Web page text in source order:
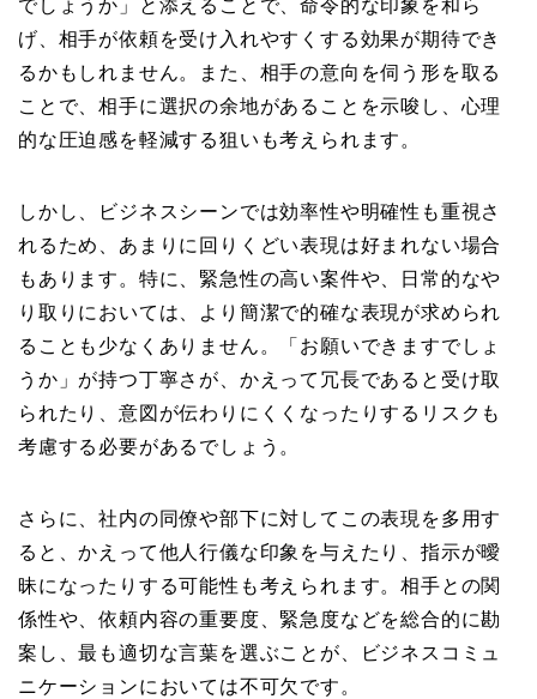
でしょうか」と添えることで、命令的な印象を和ら
げ、相手が依頼を受け入れやすくする効果が期待でき
るかもしれません。また、相手の意向を伺う形を取る
ことで、相手に選択の余地があることを示唆し、心理
的な圧迫感を軽減する狙いも考えられます。
しかし、ビジネスシーンでは効率性や明確性も重視さ
れるため、あまりに回りくどい表現は好まれない場合
もあります。特に、緊急性の高い案件や、日常的なや
り取りにおいては、より簡潔で的確な表現が求められ
ることも少なくありません。「お願いできますでしょ
うか」が持つ丁寧さが、かえって冗長であると受け取
られたり、意図が伝わりにくくなったりするリスクも
考慮する必要があるでしょう。
さらに、社内の同僚や部下に対してこの表現を多用す
ると、かえって他人行儀な印象を与えたり、指示が曖
昧になったりする可能性も考えられます。相手との関
係性や、依頼内容の重要度、緊急度などを総合的に勘
案し、最も適切な言葉を選ぶことが、ビジネスコミュ
ニケーションにおいては不可欠です。